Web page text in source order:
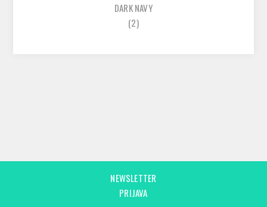
DARK NAVY
(2)
NEWSLETTER
PRIJAVA